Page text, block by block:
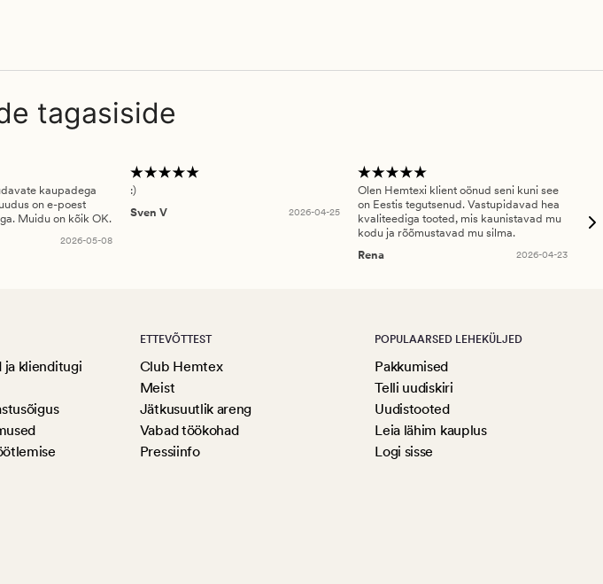
tagasiside
kaupadega
on e-poest
Muidu on kõik OK.
2026-05-08
:)
Sven V
2026-04-25
Olen Hemtexi klient oönud seni kuni see
on Eestis tegutsenud. Vastupidavad hea
kvaliteediga tooted, mis kaunistavad mu
kodu ja rõõmustavad mu silma.
Rena
2026-04-23
ja klienditugi
ETTEVÕTTEST
Club Hemtex
Meist
Jätkusuutlik areng
Vabad töökohad
Pressiinfo
POPULAARSED LEHEKÜLJED
Pakkumised
Telli uudiskiri
Uudistooted
Leia lähim kauplus
Logi sisse